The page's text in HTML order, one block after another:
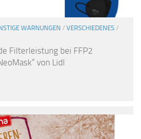
WARNUNGEN / VERSCHIEDENES /
Filterleistung bei FFP2
von Lidl